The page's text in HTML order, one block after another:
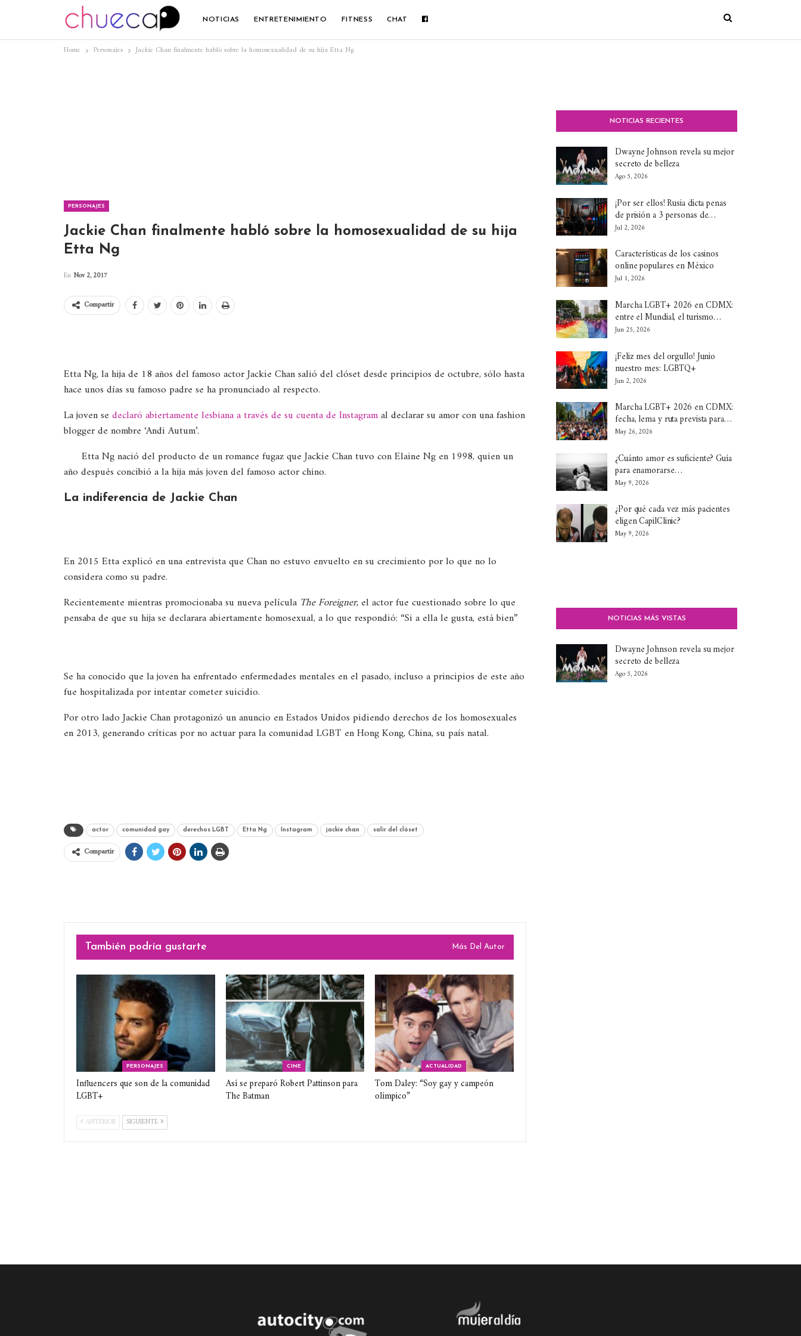
NOTICIAS ENTRETENIMIENTO FITNESS CHAT
Home Personajes Jackie Chan finalmente habló sobre la homosexualidad de su hija Etta Ng
PERSONAJES
Jackie Chan finalmente habló sobre la homosexualidad de su hija
Etta Ng
En Nov 2, 2017
Compartir
Etta Ng, la hija de 18 años del famoso actor Jackie Chan salió del clóset desde principios de octubre, sólo hasta
hace unos días su famoso padre se ha pronunciado al respecto.
La joven se declaró abiertamente lesbiana a través de su cuenta de Instagramal declarar su amor con una fashion
blogger de nombre ‘Andi Autum’.
Etta Ng nació del producto de un romance fugaz que Jackie Chan tuvo con Elaine Ng en 1998, quien un
año después concibió a la hija más joven del famoso actor chino.
La indiferencia de Jackie Chan
En 2015 Etta explicó en una entrevista que Chan no estuvo envuelto en su crecimiento por lo que no lo
considera como su padre.
Recientemente mientras promocionaba su nueva película The Foreigner, el actor fue cuestionado sobre lo que
pensaba de que su hija se declarara abiertamente homosexual, a lo que respondió: “Si a ella le gusta, está bien”
Se ha conocido que la joven ha enfrentado enfermedades mentales en el pasado, incluso a principios de este año
fue hospitalizada por intentar cometer suicidio.
Por otro lado Jackie Chan protagonizó un anuncio en Estados Unidos pidiendo derechos de los homosexuales
en 2013, generando críticas por no actuar para la comunidad LGBT en Hong Kong, China, su país natal.
actor comunidad gay derechos LGBT Etta Ng Instagram jackie chan salir del clóset
Compartir
También podría gustarte Más Del Autor
PERSONAJES
Influencers que son de la comunidad
LGBT+
CINE
Así se preparó Robert Pattinson para
The Batman
ACTUALIDAD
Tom Daley: “Soy gay y campeón
olímpico”
ANTERIOR SIGUIENTE
NOTICIAS RECIENTES
Dwayne Johnson revela su mejor
secreto de belleza
Ago 5, 2026
¡Por ser ellos! Rusia dicta penas
de prisión a 3 personas de…
Jul 2, 2026
Características de los casinos
online populares en México
Jul 1, 2026
Marcha LGBT+ 2026 en CDMX:
entre el Mundial, el turismo…
Jun 25, 2026
¡Feliz mes del orgullo! Junio
nuestro mes: LGBTQ+
Jun 2, 2026
Marcha LGBT+ 2026 en CDMX:
fecha, lema y ruta prevista para…
May 26, 2026
¿Cuánto amor es suficiente? Guía
para enamorarse…
May 9, 2026
¿Por qué cada vez más pacientes
eligen CapilClinic?
May 9, 2026
NOTICIAS MÁS VISTAS
Dwayne Johnson revela su mejor
secreto de belleza
Ago 5, 2026